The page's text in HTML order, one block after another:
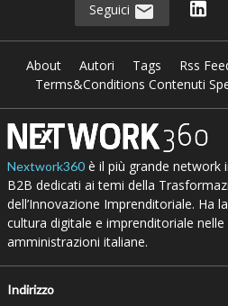
Seguici
About Autori Tags Rss
Terms&Conditions Contenuti
Nextwork360è il più grande network
B2B dedicati ai temi della
dell’Innovazione Imprenditoriale. Ha
cultura digitale e imprenditoriale
amministrazioni italiane.
Indirizzo